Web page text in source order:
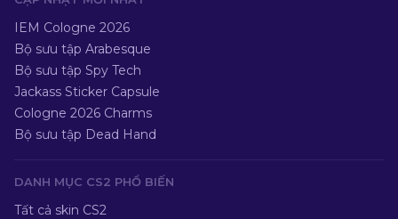
IEM Cologne 2026
Bộ sưu tập Arabesque
Bộ sưu tập Spy Tech
Jackass Sticker Capsule
Cologne 2026 Charms
Bộ sưu tập Dead Hand
DANH MỤC CS2 PHỔ BIẾN
Tất cả skin CS2